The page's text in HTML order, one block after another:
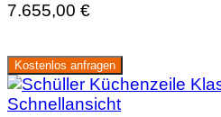
7.655,00 €
Kostenlos anfragen
Schnellansicht